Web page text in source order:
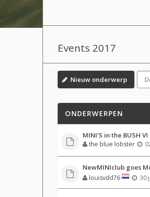
Events 2017
Nieuw onderwerp
ONDERWERPEN
MINI'S in the BUSH
the blue lobster
NewMINIclub goes
louisvdd76 30